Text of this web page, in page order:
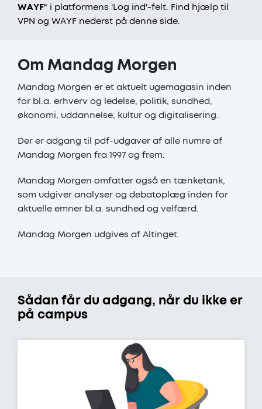
WAYF" i platformens 'Log ind'-felt. Find hjælp til
VPN og WAYF nederst på denne side.
Om Mandag Morgen
Mandag Morgen er et aktuelt ugemagasin inden
for bl.a. erhverv og ledelse, politik, sundhed,
økonomi, uddannelse, kultur og digitalisering.
Der er adgang til pdf-udgaver af alle numre af
Mandag Morgen fra 1997 og frem.
Mandag Morgen omfatter også en tænketank,
som udgiver analyser og debatoplæg inden for
aktuelle emner bl.a. sundhed og velfærd.
Mandag Morgen udgives af Altinget.
Sådan får du adgang, når du ikke er
på campus